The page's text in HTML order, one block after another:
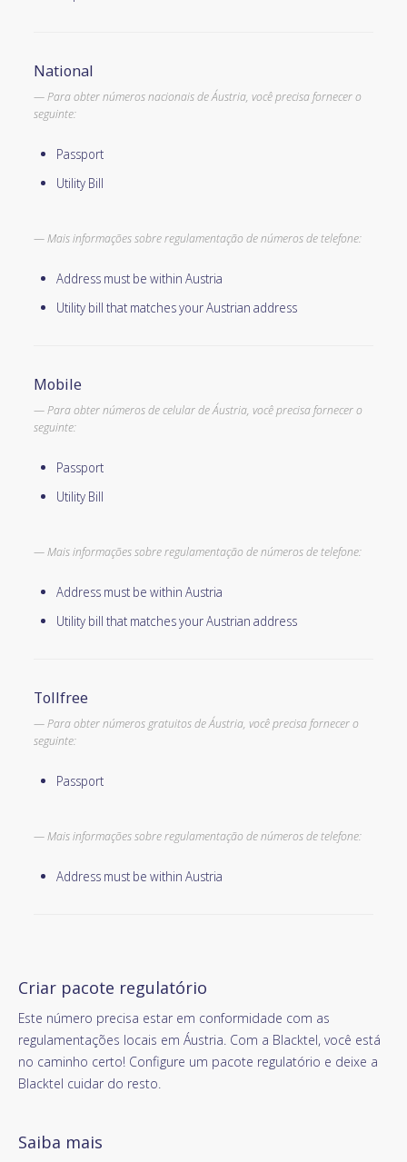
National
Para obter números nacionais de Áustria, você precisa fornecer o
seguinte:
Passport
Utility Bill
Mais informações sobre regulamentação de números de telefone:
Address must be within Austria
Utility bill that matches your Austrian address
Mobile
Para obter números de celular de Áustria, você precisa fornecer o
seguinte:
Passport
Utility Bill
Mais informações sobre regulamentação de números de telefone:
Address must be within Austria
Utility bill that matches your Austrian address
Tollfree
Para obter números gratuitos de Áustria, você precisa fornecer o
seguinte:
Passport
Mais informações sobre regulamentação de números de telefone:
Address must be within Austria
Criar pacote regulatório
Este número precisa estar em conformidade com as
regulamentações locais em Áustria. Com a Blacktel, você está
no caminho certo! Configure um pacote regulatório e deixe a
Blacktel cuidar do resto.
Saiba mais